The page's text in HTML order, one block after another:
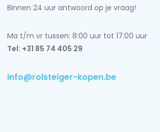
Binnen 24 uur antwoord op je vraag!
Ma t/m vr tussen: 8:00 uur tot 17:00 uur
Tel: +31 85 74 405 29
info@rolsteiger-kopen.be